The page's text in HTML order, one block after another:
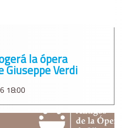
la ópera
Giuseppe Verdi
18:00